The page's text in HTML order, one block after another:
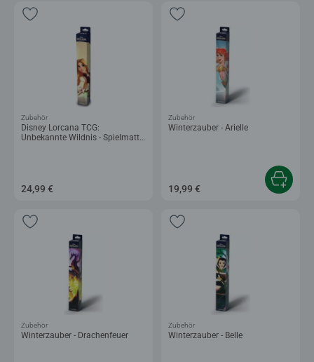
Disney Lorcana TCG:
Unbekannte Wildnis - Spielmatte
Zubehör
24,99 €
Winterzauber - Arielle
Zubehör
19,99 €
Winterzauber - Drachenfeuer
Zubehör
Winterzauber - Belle
Zubehör